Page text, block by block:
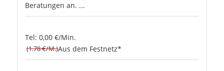
Beratungen an. ...
Tel: 0,00 €/Min.
(1.78 €/M.)Aus dem Festnetz*